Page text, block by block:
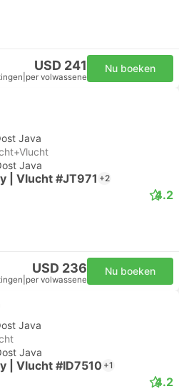
USD 241
per volwassene
Nu boeken
Java
Java
| Vlucht #JT971 +2
4.2
USD 236
per volwassene
Nu boeken
Java
Java
| Vlucht #ID7510 +1
4.2